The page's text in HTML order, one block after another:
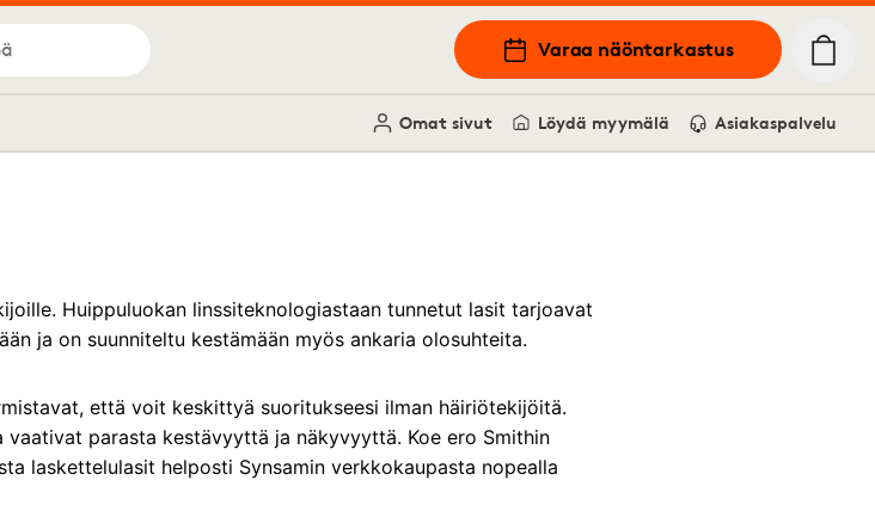
Varaa näöntarkastus
Omat sivut Löydä myymälä Asiakaspalvelu
Huippuluokan linssiteknologiastaan ​​tunnetut lasit tarjoavat
ja on suunniteltu kestämään myös ankaria olosuhteita.
että voit keskittyä suoritukseesi ilman häiriötekijöitä.
parasta kestävyyttä ja näkyvyyttä. Koe ero Smithin
laskettelulasit helposti Synsamin verkkokaupasta nopealla